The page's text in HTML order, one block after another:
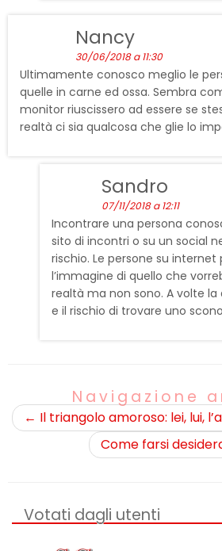
Nancy
30/06/2018 a 11:30
Ultimamente conosco meglio le
quelle in carne ed ossa. Sembra
monitor riuscissero ad essere se
realtà ci sia qualcosa che glie lo
Sandro
07/11/2018 a 12:11
Incontrare una persona
sito di incontri o su un social
rischio. Le persone su
l’immagine di quello che
realtà ma non sono. A volte la
e il rischio di trovare uno
Navigazione
← Il triangolo amoroso: lei, lui,
Come farsi
Votati dagli utenti